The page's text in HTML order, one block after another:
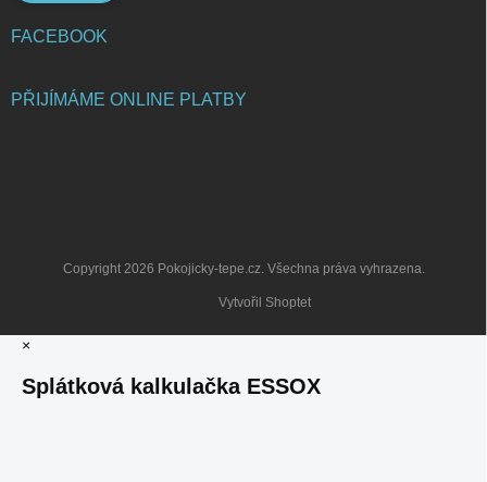
FACEBOOK
PŘIJÍMÁME ONLINE PLATBY
Vytvořil Shoptet
Copyright 2026 Pokojicky-tepe.cz. Všechna práva vyhrazena.
×
Splátková kalkulačka ESSOX